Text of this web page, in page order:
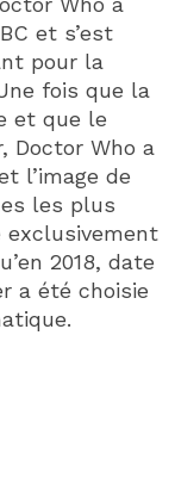
et s’est
pour la
fois que la
et que le
Doctor Who a
l’image de
les plus
exclusivement
2018, date
a été choisie